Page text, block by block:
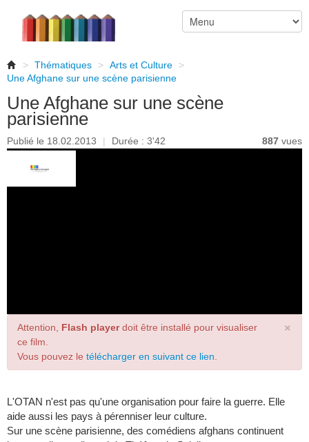
> Thématiques > Arts et Culture
>
Une Afghane sur une scène parisienne
Une Afghane sur une scène
parisienne
Publié le 18.02.2013 | Durée : 3'42 887 vues
×
Attention, Flash playerdoit être installé pour visualiser
ce film.
Vous pouvez le télécharger en suivant ce lien
L'OTAN n'est pas qu'une organisation pour faire la guerre. Elle
aide aussi les pays à pérenniser leur culture.
Sur une scène parisienne, des comédiens afghans continuent